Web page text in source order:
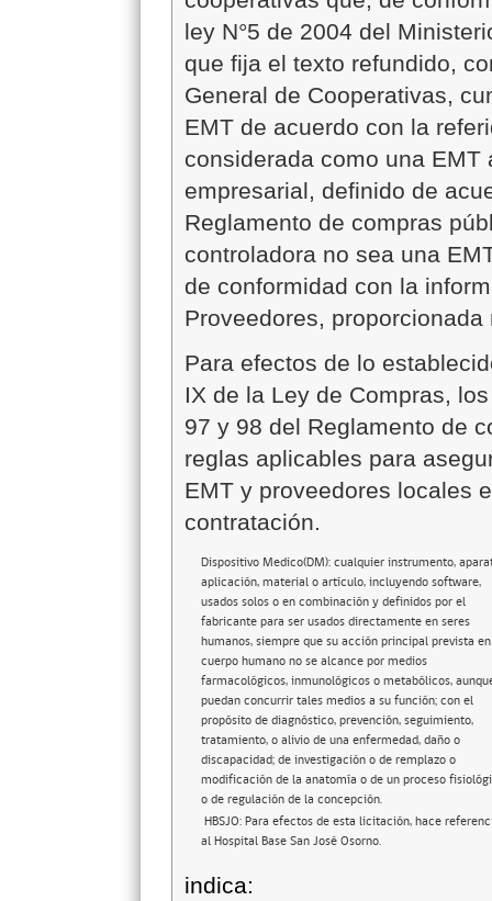
ley N°5 de 2004 del
que fija el texto refundido,
General de Cooperativas,
EMT de acuerdo con la
considerada como una
empresarial, definido de
Reglamento de compras
controladora no sea una
de conformidad con la
Proveedores,
Para efectos de lo
IX de la Ley de Compras,
97 y 98 del Reglamento de
reglas aplicables para
EMT y proveedores locales
contratación.
Dispositivo Medico(DM): cualquier instrumento,
aplicación, material o artículo, incluyendo software,
usados solos o en combinación y definidos por el
fabricante para ser usados directamente en seres
humanos, siempre que su acción principal prevista
cuerpo humano no se alcance por medios
farmacológicos, inmunológicos o metabólicos,
puedan concurrir tales medios a su función; con el
propósito de diagnóstico, prevención, seguimiento,
tratamiento, o alivio de una enfermedad, daño o
discapacidad; de investigación o de remplazo o
modificación de la anatomía o de un proceso
o de regulación de la concepción.
HBSJO: Para efectos de esta licitación, hace
al Hospital Base San José Osorno.
indica: